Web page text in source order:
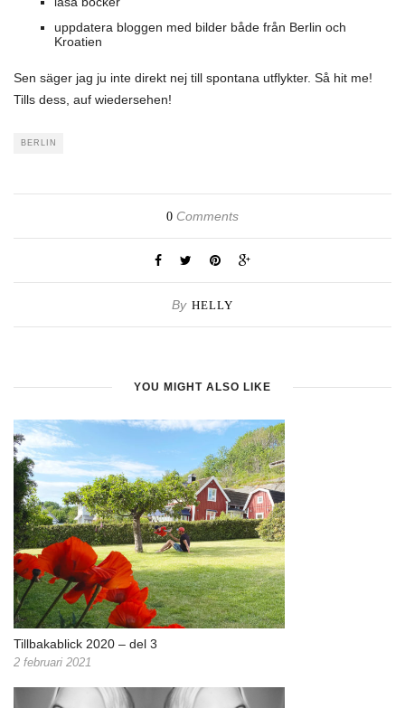
uppdatera bloggen med bilder både från Berlin och
Kroatien
Sen säger jag ju inte direkt nej till spontana utflykter. Så hit me!
Tills dess, auf wiedersehen!
BERLIN
0 Comments
By HELLY
YOU MIGHT ALSO LIKE
Tillbakablick 2020 – del 3
2 februari 2021